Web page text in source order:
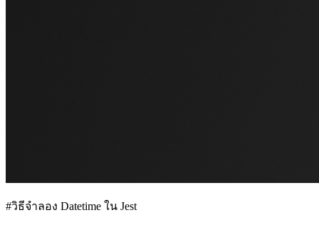
#วิธีจำลอง Datetime ใน Jest